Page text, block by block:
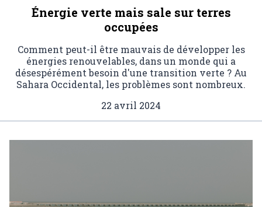
Énergie verte mais sale sur terres
occupées
Comment peut-il être mauvais de développer les
énergies renouvelables, dans un monde qui a
désespérément besoin d'une transition verte ? Au
Sahara Occidental, les problèmes sont nombreux.
22 avril 2024